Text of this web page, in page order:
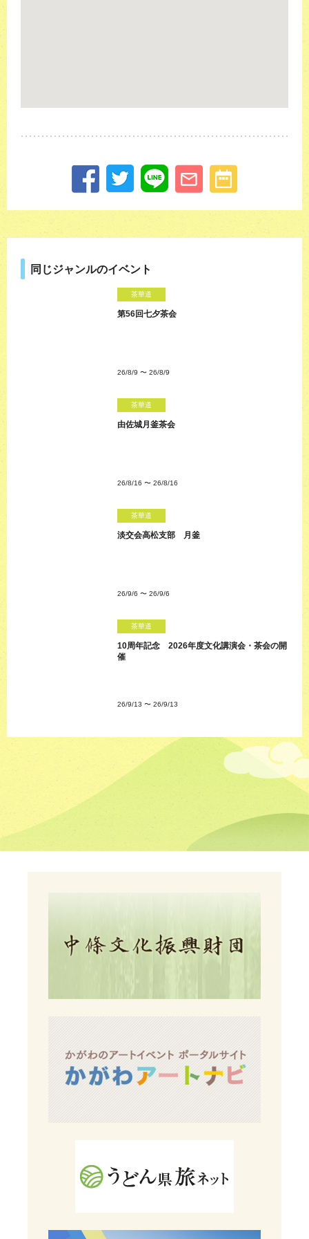
同じジャンルのイベント
茶華道
第56回七夕茶会
26/8/9 〜 26/8/9
茶華道
由佐城月釜茶会
26/8/16 〜 26/8/16
茶華道
淡交会高松支部 月釜
26/9/6 〜 26/9/6
茶華道
10周年記念 2026年度文化講演会・茶会の開
催
26/9/13 〜 26/9/13